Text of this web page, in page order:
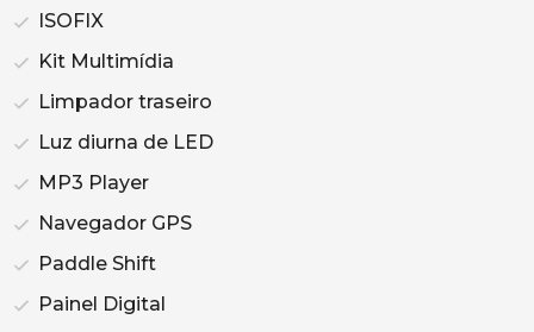
ISOFIX
Kit Multimídia
Limpador traseiro
Luz diurna de LED
MP3 Player
Navegador GPS
Paddle Shift
Painel Digital